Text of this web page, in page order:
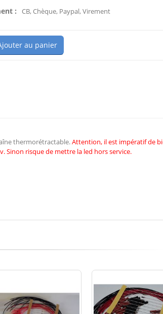
: CB, Chèque, Paypal, Virement
au panier
thermorétractable.Attention, il est impératif de
Sinon risque de mettre la led hors service.